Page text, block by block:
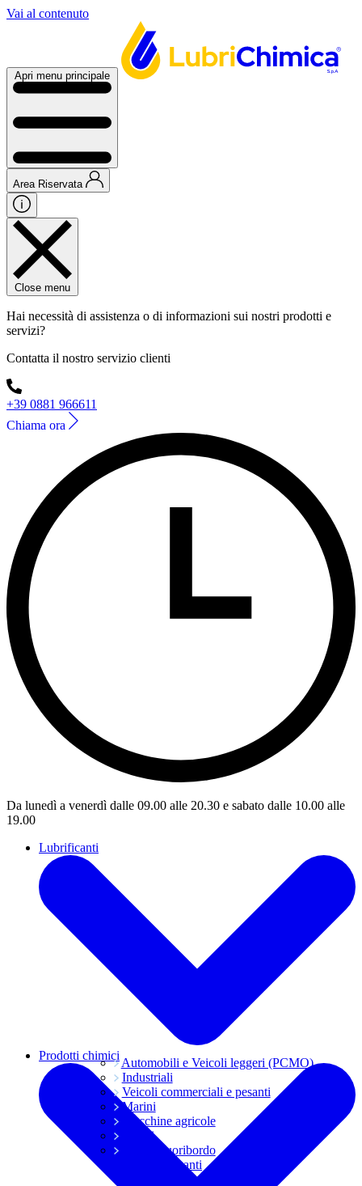
Vai al contenuto
Apri menu principale
Area Riservata
Close menu
Hai necessità di assistenza o di informazioni sui nostri prodotti e
servizi?
Contatta il nostro servizio clienti
+39 0881 966611
Chiama ora
Da lunedì a venerdì dalle 09.00 alle 20.30 e sabato dalle 10.00 alle
19.00
Lubrificanti
Automobili e Veicoli leggeri (PCMO)
Industriali
Veicoli commerciali e pesanti
Marini
Macchine agricole
Grassi
Moto e fuoribordo
Tutti i lubrificanti
Prodotti chimici